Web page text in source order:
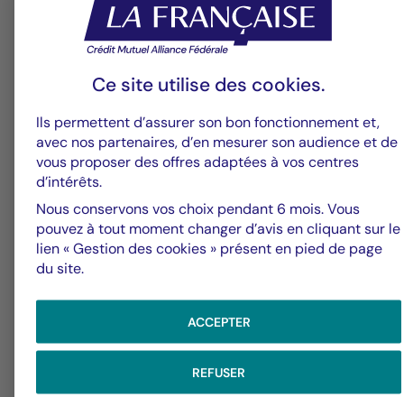
Groupe La Française
Alerte fraude – Restez vigilants
Ce site utilise des cookies.
Ils permettent d’assurer son bon fonctionnement et,
avec nos partenaires, d’en mesurer son audience et de
vous proposer des offres adaptées à vos centres
d’intérêts.
Nous conservons vos choix pendant 6 mois. Vous
pouvez à tout moment changer d’avis en cliquant sur le
lien « Gestion des cookies » présent en pied de page
du site.
ACCEPTER
REFUSER